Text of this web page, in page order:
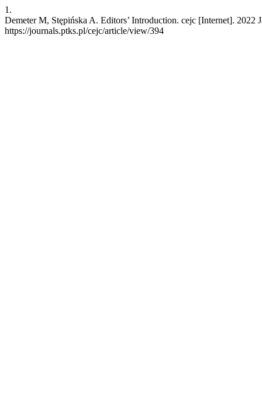
1.
Demeter M, Stępińska A. Editors’ Introduction. cejc [Internet].
https://journals.ptks.pl/cejc/article/view/394